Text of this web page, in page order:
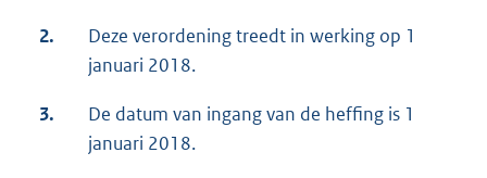
2.
Deze verordening treedt in werking op 1
januari 2018.
3.
De datum van ingang van de heffing is 1
januari 2018.